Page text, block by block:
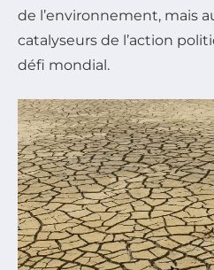
de l’environnement, mais
catalyseurs de l’action
défi mondial.